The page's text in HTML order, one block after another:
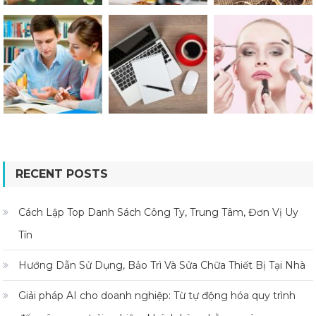
RECENT POSTS
Cách Lập Top Danh Sách Công Ty, Trung Tâm, Đơn Vị Uy
Tín
Hướng Dẫn Sử Dụng, Bảo Trì Và Sửa Chữa Thiết Bị Tại Nhà
Giải pháp AI cho doanh nghiệp: Từ tự động hóa quy trình